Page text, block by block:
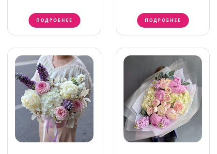
ПОДРОБНЕЕ ПОДРОБНЕЕ